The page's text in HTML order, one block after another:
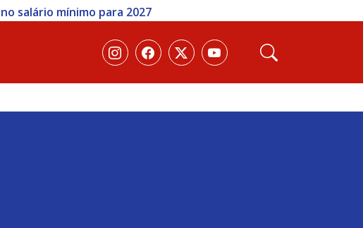
salário mínimo para 2027